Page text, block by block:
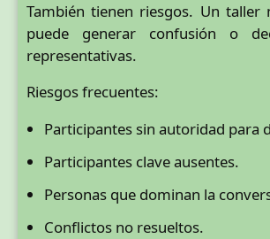
También tienen riesgos. Un taller
puede generar confusión o
representativas.
Riesgos frecuentes:
Participantes sin autoridad para
Participantes clave ausentes.
Personas que dominan la
Conflictos no resueltos.